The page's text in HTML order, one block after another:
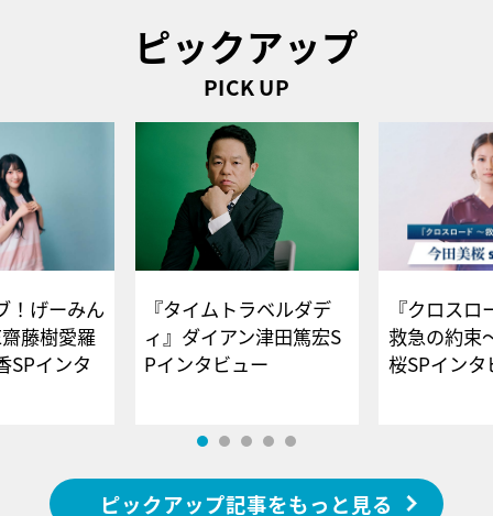
ピックアップ
PICK UP
！げーみん
藤樹愛羅
SPインタ
『タイムトラベルダデ
ィ』ダイアン津田篤宏S
Pインタビュー
『クロス
救急の約束
桜SPイ
ピックアップ記事をもっと見る